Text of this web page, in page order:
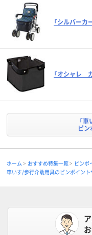
「シルバー
「オシャレ
「
ピ
ホーム おすすめ特集一覧
ピンポ
車いす/歩行介助用具のピンポイント